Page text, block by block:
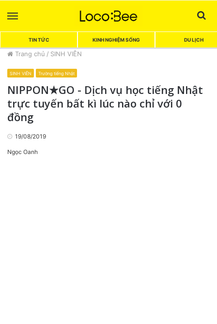
TIN TỨC KINH NGHIỆM SỐNG DU LỊCH
Trang chủ / SINH VIÊN
SINH VIÊN Trường tiếng Nhật
NIPPON★GO - Dịch vụ học tiếng Nhật
trực tuyến bất kì lúc nào chỉ với 0
đồng
19/08/2019
Ngọc Oanh